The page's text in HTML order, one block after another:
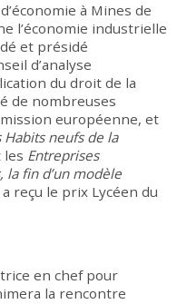
à Mines de
l’économie industrielle
et présidé
d’analyse
du droit de la
de nombreuses
européenne, et
Habits neufs de la
les Entreprises
la fin d’un modèle
reçu le prix Lycéen du
en chef pour
la rencontre